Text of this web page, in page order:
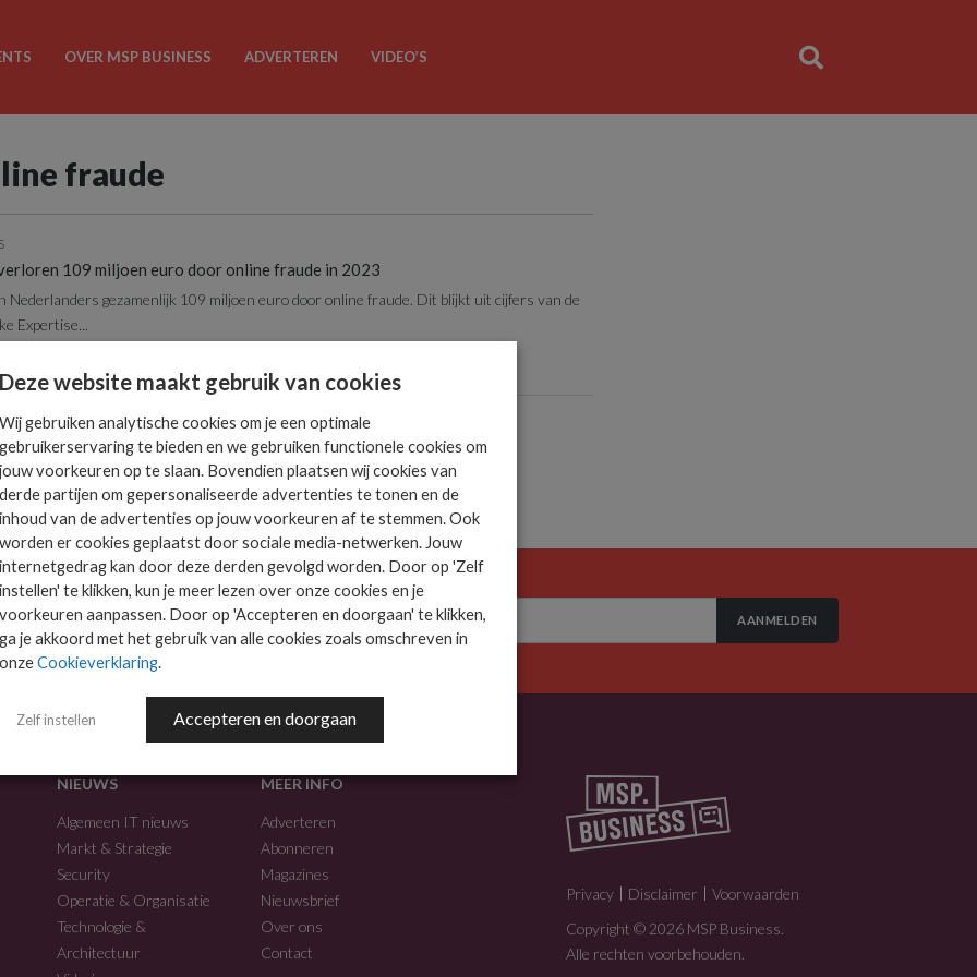
OVER MSP BUSINESS ADVERTEREN VIDEO’S
fraude
109 miljoen euro door online fraude in 2023
gezamenlijk 109 miljoen euro door online fraude. Dit blijkt uit cijfers van de
Expertise...
AANMELDEN
NIEUWS
Algemeen IT nieuws
Markt & Strategie
Security
Operatie & Organisatie
Technologie &
Architectuur
MEER INFO
Adverteren
Abonneren
Magazines
Nieuwsbrief
Over ons
Contact
Privacy Disclaimer
Voorwaarden
Copyright © 2026 MSP Business.
Alle rechten voorbehouden.
Deze website maakt gebruik van cookies
Wij gebruiken analytische cookies om je een optimale
gebruikerservaring te bieden en we gebruiken functionele cookies om
jouw voorkeuren op te slaan. Bovendien plaatsen wij cookies van
derde partijen om gepersonaliseerde advertenties te tonen en de
inhoud van de advertenties op jouw voorkeuren af te stemmen. Ook
worden er cookies geplaatst door sociale media-netwerken. Jouw
internetgedrag kan door deze derden gevolgd worden. Door op 'Zelf
instellen' te klikken, kun je meer lezen over onze cookies en je
voorkeuren aanpassen. Door op 'Accepteren en doorgaan' te klikken,
ga je akkoord met het gebruik van alle cookies zoals omschreven in
onzeCookieverklaring.
Zelf instellen Accepteren en doorgaan